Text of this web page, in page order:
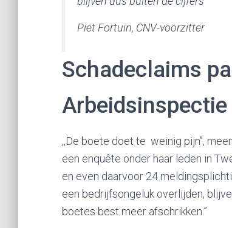
Piet Fortuin, CNV-voorzitter
Schadeclaims
Arbeidsinspectie
,,De boete doet te weinig pijn’’,
een enquête onder haar leden in
en even daarvoor 24
een bedrijfsongeluk overlijden,
boetes best meer afschrikken.”